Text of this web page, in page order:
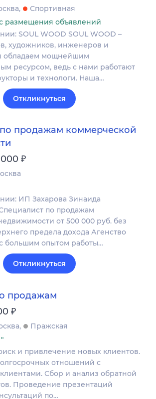
Спортивная
размещения объявлений
SOUL WOOD SOUL WOOD –
художников, инженеров и
обладаем мощнейшим
ресурсом, ведь с нами работают
и технологи. Наша…
Откликнуться
продажам коммерческой
₽
ИП Захарова Зинаида
по продажам
от 500 000 руб. без
предела дохода Агенство
большим опытом работы…
Откликнуться
продажам
₽
Пражская
и привлечение новых клиентов.
отношений с
Сбор и анализ обратной
Проведение презентаций
по…